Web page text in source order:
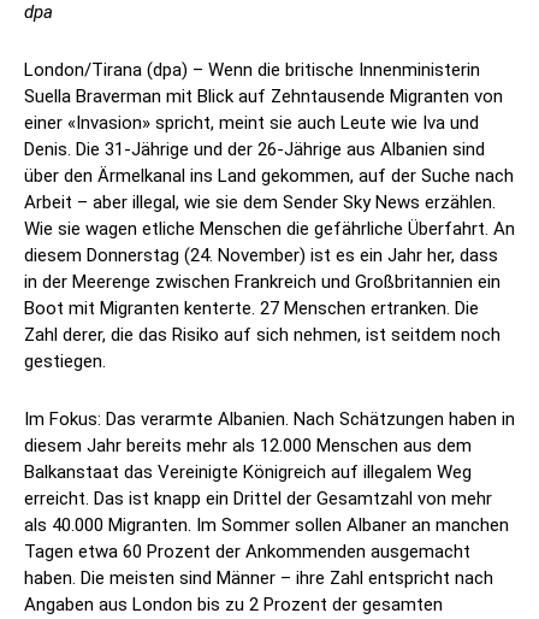
dpa
London/Tirana (dpa) – Wenn die britische Innenministerin
Suella Braverman mit Blick auf Zehntausende Migranten von
einer «Invasion» spricht, meint sie auch Leute wie Iva und
Denis. Die 31-Jährige und der 26-Jährige aus Albanien sind
über den Ärmelkanal ins Land gekommen, auf der Suche nach
Arbeit – aber illegal, wie sie dem Sender Sky News erzählen.
Wie sie wagen etliche Menschen die gefährliche Überfahrt. An
diesem Donnerstag (24. November) ist es ein Jahr her, dass
in der Meerenge zwischen Frankreich und Großbritannien ein
Boot mit Migranten kenterte. 27 Menschen ertranken. Die
Zahl derer, die das Risiko auf sich nehmen, ist seitdem noch
gestiegen.
Im Fokus: Das verarmte Albanien. Nach Schätzungen haben in
diesem Jahr bereits mehr als 12.000 Menschen aus dem
Balkanstaat das Vereinigte Königreich auf illegalem Weg
erreicht. Das ist knapp ein Drittel der Gesamtzahl von mehr
als 40.000 Migranten. Im Sommer sollen Albaner an manchen
Tagen etwa 60 Prozent der Ankommenden ausgemacht
haben. Die meisten sind Männer – ihre Zahl entspricht nach
Angaben aus London bis zu 2 Prozent der gesamten